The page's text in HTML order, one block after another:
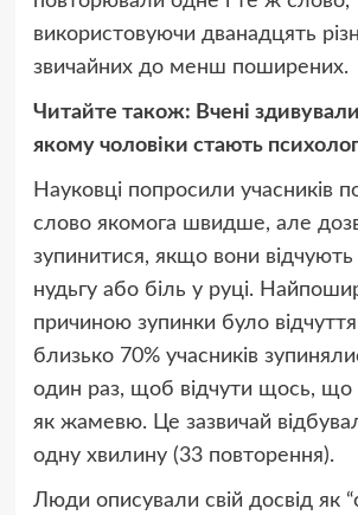
використовуючи дванадцять
звичайних до менш поширених.
Читайте також: Вчені
якому чоловіки стають
Науковці попросили учасників
слово якомога швидше, але
зупинитися, якщо вони відчують
нудьгу або біль у руці.
причиною зупинки було відчуття
близько 70% учасників
один раз, щоб відчути щось, що
як жамевю. Це зазвичай
одну хвилину (33 повторення).
Люди описували свій досвід як